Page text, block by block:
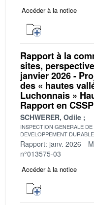
Accéder à la notice
Rapport à la
sites,
janvier 2026 -
des « hautes
Luchonnais »
Rapport en
SCHWERER, Odile
INSPECTION GENERALE
DEVELOPPEMENT
Rapport: janv. 2026
n°013575-03
Accéder à la notice